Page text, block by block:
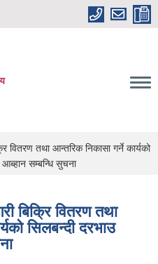
वितरण तथा आन्तरिक निकासा गर्ने कार्यको
सम्बन्धि सुचना
बिक्रि वितरण तथा
सिलबन्दी दरभाउ